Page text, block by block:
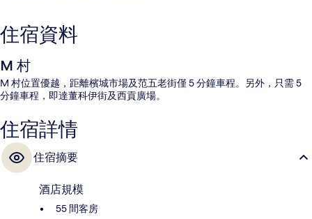
住宿資料
M 村
M 村位置優越，距離檳城市場及范五老街僅 5 分鐘車程。另外，只需 5
分鐘車程，即達董科伊街及西貢廣場。
住宿詳情
住宿摘要
酒店規模
55 間客房